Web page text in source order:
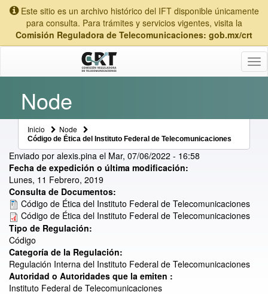
Este sitio es un archivo histórico del IFT disponible únicamente
para consulta. Para trámites y servicios vigentes, visita la
Comisión Reguladora de Telecomunicaciones: gob.mx/crt
Node
Inicio Node
Código de Ética del Instituto Federal de Telecomunicaciones
Enviado por alexis.pina el Mar, 07/06/2022 - 16:58
Fecha de expedición o última modificación:
Lunes, 11 Febrero, 2019
Consulta de Documentos:
Código de Ética del Instituto Federal de Telecomunicaciones
Código de Ética del Instituto Federal de Telecomunicaciones
Tipo de Regulación:
Código
Categoría de la Regulación:
Regulación Interna del Instituto Federal de Telecomunicaciones
Autoridad o Autoridades que la emiten :
Instituto Federal de Telecomunicaciones